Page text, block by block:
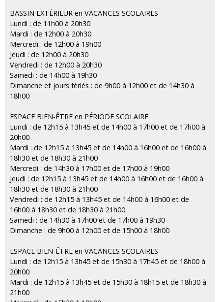
BASSIN EXTÉRIEUR en VACANCES SCOLAIRES
Lundi : de 11h00 à 20h30
Mardi : de 12h00 à 20h30
Mercredi : de 12h00 à 19h00
Jeudi : de 12h00 à 20h30
Vendredi : de 12h00 à 20h30
Samedi : de 14h00 à 19h30
Dimanche et jours fériés : de 9h00 à 12h00 et de 14h30 à
18h00
ESPACE BIEN-ÊTRE en PÉRIODE SCOLAIRE
Lundi : de 12h15 à 13h45 et de 14h00 à 17h00 et de 17h00 à
20h00
Mardi : de 12h15 à 13h45 et de 14h00 à 16h00 et de 16h00 à
18h30 et de 18h30 à 21h00
Mercredi : de 14h30 à 17h00 et de 17h00 à 19h00
Jeudi : de 12h15 à 13h45 et de 14h00 à 16h00 et de 16h00 à
18h30 et de 18h30 à 21h00
Vendredi : de 12h15 à 13h45 et de 14h00 à 16h00 et de
16h00 à 18h30 et de 18h30 à 21h00
Samedi : de 14h30 à 17h00 et de 17h00 à 19h30
Dimanche : de 9h00 à 12h00 et de 15h00 à 18h00
ESPACE BIEN-ÊTRE en VACANCES SCOLAIRES
Lundi : de 12h15 à 13h45 et de 15h30 à 17h45 et de 18h00 à
20h00
Mardi : de 12h15 à 13h45 et de 15h30 à 18h15 et de 18h30 à
21h00